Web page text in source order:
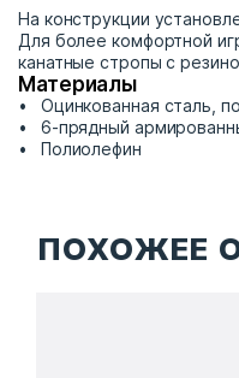
На конструкции
Для более комфортной
канатные стропы с
Материалы
Оцинкованная сталь,
6-прядный
Полиолефин
ПОХОЖЕЕ